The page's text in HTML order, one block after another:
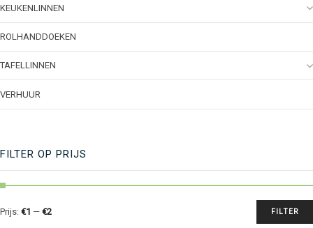
KEUKENLINNEN
ROLHANDDOEKEN
TAFELLINNEN
VERHUUR
FILTER OP PRIJS
FILTER
Prijs: €1 — €2